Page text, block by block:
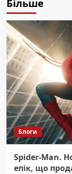
Більше
Блоги
Spider-Man.
епік, що